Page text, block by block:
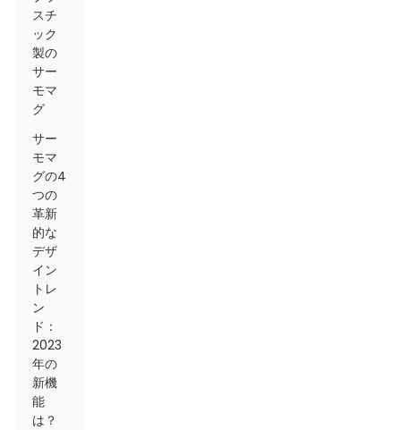
スチ
ック
製の
サー
モマ
グ
サー
モマ
グの4
つの
革新
的な
デザ
イン
トレ
ン
ド：
2023
年の
新機
能
は？